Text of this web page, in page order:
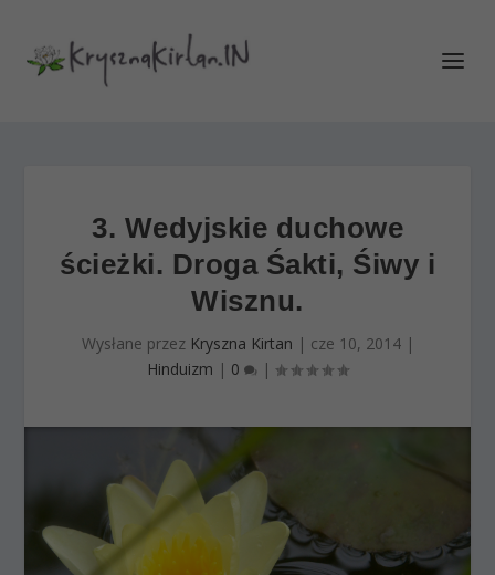
3. Wedyjskie duchowe
ścieżki. Droga Śakti, Śiwy i
Wisznu.
Wysłane przez Kryszna Kirtan | cze 10, 2014|
Hinduizm | 0 |